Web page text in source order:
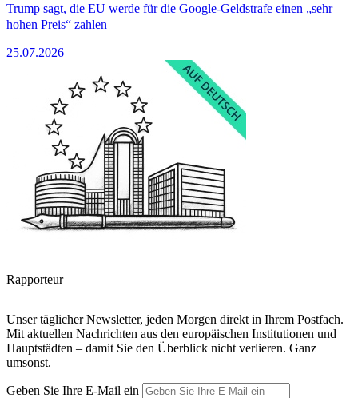
Trump sagt, die EU werde für die Google-Geldstrafe einen „sehr
hohen Preis“ zahlen
25.07.2026
Rapporteur
Unser täglicher Newsletter, jeden Morgen direkt in Ihrem Postfach.
Mit aktuellen Nachrichten aus den europäischen Institutionen und
Hauptstädten – damit Sie den Überblick nicht verlieren. Ganz
umsonst.
Geben Sie Ihre E-Mail ein